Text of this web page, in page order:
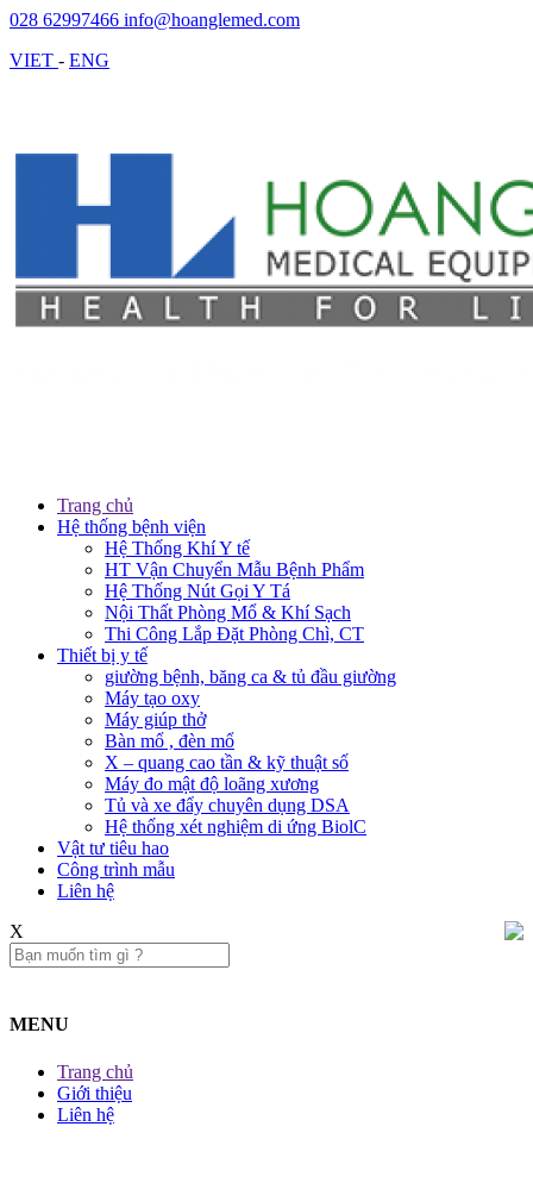
028 62997466 info@hoanglemed.com
VIET - ENG
Trang chủ
Hệ thống bệnh viện
Hệ Thống Khí Y tế
HT Vận Chuyển Mẫu Bệnh Phẩm
Hệ Thống Nút Gọi Y Tá
Nội Thất Phòng Mổ & Khí Sạch
Thi Công Lắp Đặt Phòng Chì, CT
Thiết bị y tế
giường bệnh, băng ca & tủ đầu giường
Máy tạo oxy
Máy giúp thở
Bàn mổ , đèn mổ
X – quang cao tần & kỹ thuật số
Máy đo mật độ loãng xương
Tủ và xe đẩy chuyên dụng DSA
Hệ thống xét nghiệm di ứng BiolC
Vật tư tiêu hao
Công trình mẫu
Liên hệ​
X
MENU
Trang chủ
Giới thiệu
Liên hệ​